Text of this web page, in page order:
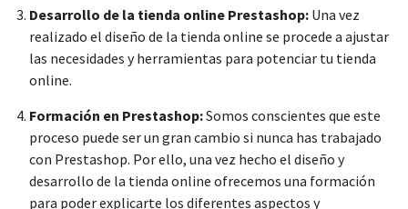
Desarrollo de la tienda online Prestashop: Una vez
realizado el diseño de la tienda online se procede a ajustar
las necesidades y herramientas para potenciar tu tienda
online.
Formación en Prestashop:Somos conscientes que este
proceso puede ser un gran cambio si nunca has trabajado
con Prestashop. Por ello, una vez hecho el diseño y
desarrollo de la tienda online ofrecemos una formación
para poder explicarte los diferentes aspectos y